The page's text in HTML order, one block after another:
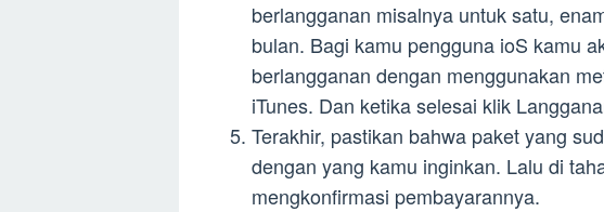
berlangganan misalnya untuk satu,
bulan. Bagi kamu pengguna ioS kamu
berlangganan dengan menggunakan
iTunes. Dan ketika selesai klik
Terakhir, pastikan bahwa paket yang
dengan yang kamu inginkan. Lalu di
mengkonfirmasi pembayarannya.